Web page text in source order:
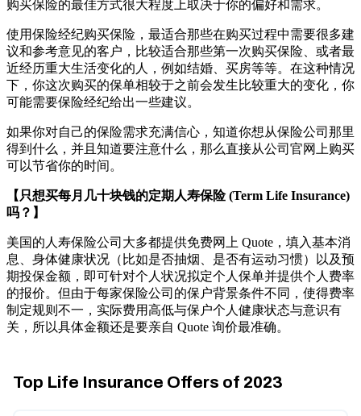
购买保险的最佳方式很大程度上取决于你的偏好和需求。
使用保险经纪购买保险，最适合那些在购买过程中需要很多建
议和参考意见的客户，比较适合那些第一次购买保险、或者最
近经历重大生活变化的人，例如结婚、买房等等。在这种情况
下，你这次购买的保单相较于之前会发生比较重大的变化，你
可能需要保险经纪给出一些建议。
如果你对自己的保险需求充满信心，知道你想从保险公司那里
得到什么，并且知道要注意什么，那么直接从公司官网上购买
可以节省你的时间。
【只想买每月几十块钱的定期人寿保险 (Term Life Insurance)
吗？】
美国的人寿保险公司大多都提供免费网上 Quote，填入基本消
息、身体健康状况（比如是否抽烟、是否有运动习惯）以及预
期投保金额，即可针对个人状况拟定个人保单并提供个人费率
的报价。但由于每家保险公司的保户背景条件不同，使得费率
制定规则不一，实际费用高低与保户个人健康状态与意识有
关，所以具体金额还是要亲自 Quote 询价最准确。